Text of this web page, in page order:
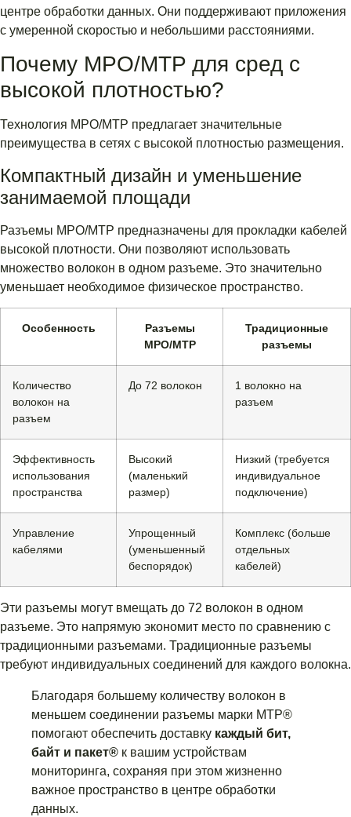
центре обработки данных. Они поддерживают приложения
с умеренной скоростью и небольшими расстояниями.
Почему MPO/MTP для сред с
высокой плотностью?
Технология MPO/MTP предлагает значительные
преимущества в сетях с высокой плотностью размещения.
Компактный дизайн и уменьшение
занимаемой площади
Разъемы MPO/MTP предназначены для прокладки кабелей
высокой плотности. Они позволяют использовать
множество волокон в одном разъеме. Это значительно
уменьшает необходимое физическое пространство.
Особенность
Разъемы
MPO/MTP
Традиционные
разъемы
Количество
волокон на
разъем
До 72 волокон
1 волокно на
разъем
Эффективность
использования
пространства
Высокий
(маленький
размер)
Низкий (требуется
индивидуальное
подключение)
Управление
кабелями
Упрощенный
(уменьшенный
беспорядок)
Комплекс (больше
отдельных
кабелей)
Эти разъемы могут вмещать до 72 волокон в одном
разъеме. Это напрямую экономит место по сравнению с
традиционными разъемами. Традиционные разъемы
требуют индивидуальных соединений для каждого волокна.
Благодаря большему количеству волокон в
меньшем соединении разъемы марки MTP®
помогают обеспечить доставку каждый бит,
байт и пакет® к вашим устройствам
мониторинга, сохраняя при этом жизненно
важное пространство в центре обработки
данных.